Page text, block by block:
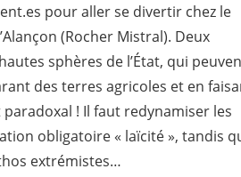
pour aller se divertir chez le
(Rocher Mistral). Deux
sphères de l’État, qui
des terres agricoles et en
! Il faut redynamiser les
obligatoire « laïcité », tandis
extrémistes…